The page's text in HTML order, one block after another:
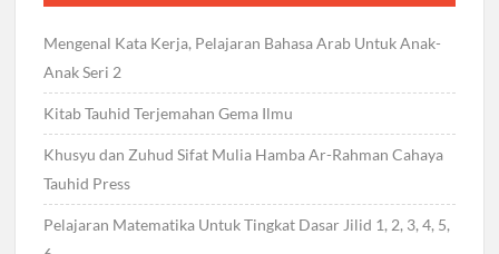
Mengenal Kata Kerja, Pelajaran Bahasa Arab Untuk Anak-
Anak Seri 2
Kitab Tauhid Terjemahan Gema Ilmu
Khusyu dan Zuhud Sifat Mulia Hamba Ar-Rahman Cahaya
Tauhid Press
Pelajaran Matematika Untuk Tingkat Dasar Jilid 1, 2, 3, 4, 5,